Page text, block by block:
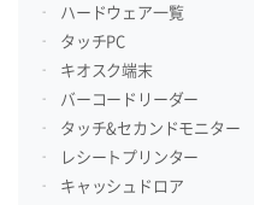
ハードウェア一覧
タッチPC
キオスク端末
バーコードリーダー
タッチ&セカンドモニター
レシートプリンター
キャッシュドロア